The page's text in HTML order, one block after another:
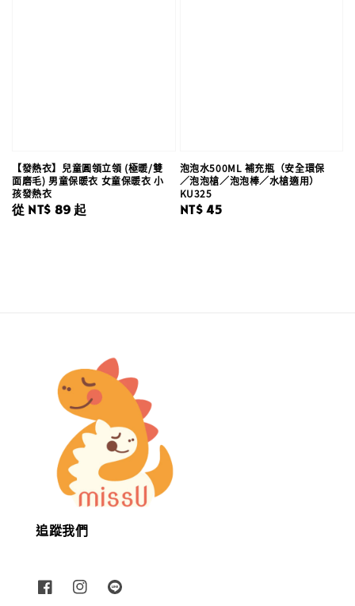
【發熱衣】兒童圓領立領 (極暖/雙
面磨毛) 男童保暖衣 女童保暖衣 小
孩發熱衣
Regular
從 NT$ 89 起
泡泡水500ML 補充瓶（安全環保
／泡泡槍／泡泡棒／水槍適用）
KU325
Regular
NT$ 45
追蹤我們